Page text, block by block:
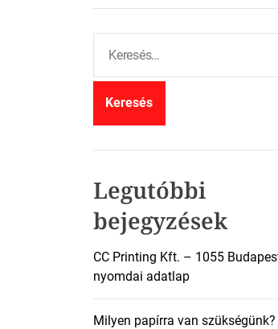
r
Legutóbbi
bejegyzések
CC Printing Kft. – 1055
nyomdai adatlap
Milyen papírra van szükségünk?